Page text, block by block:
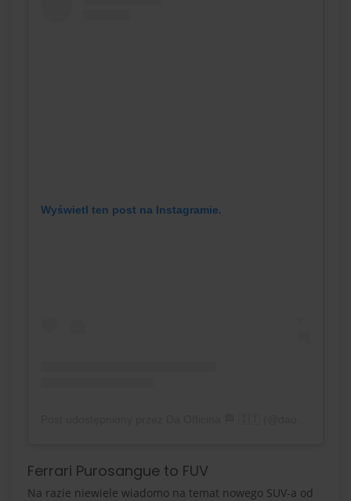
Wyświetl ten post na Instagramie.
Ferrari Purosangue to FUV
Na razie niewiele wiadomo na temat nowego SUV-a od